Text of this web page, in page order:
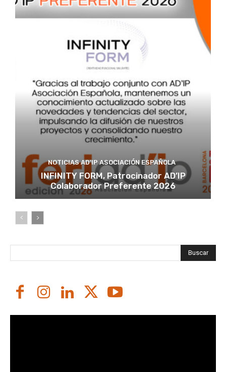
NOTICIAS AD'IP ASOCIACIÓN ESPAÑOLA
INFINITY FORM, Patrocinador AD’IP
Colaborador Preferente 2026
Buscar